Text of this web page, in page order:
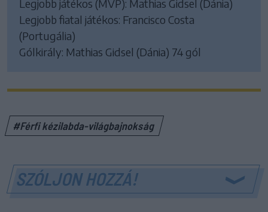
Legjobb játékos (MVP): Mathias Gidsel (Dánia)
Legjobb fiatal játékos: Francisco Costa
(Portugália)
Gólkirály: Mathias Gidsel (Dánia) 74 gól
#Férfi kézilabda-világbajnokság
SZÓLJON HOZZÁ!